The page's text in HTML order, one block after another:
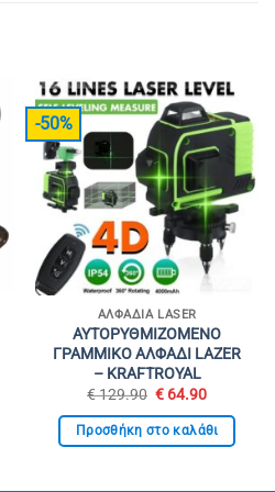
-50%
ΑΛΦΆΔΙΑ LASER
ΑΥΤΟΡΥΘΜΙΖΟΜΕΝΟ
ΓΡΑΜΜΙΚΟ ΑΛΦΑΔΙ LAZER
– KRAFTROYAL
€129.90 Original
was:
€ 129.90.
€ 64.90Η
τιμή
είναι:
Προσθήκη στο καλάθι